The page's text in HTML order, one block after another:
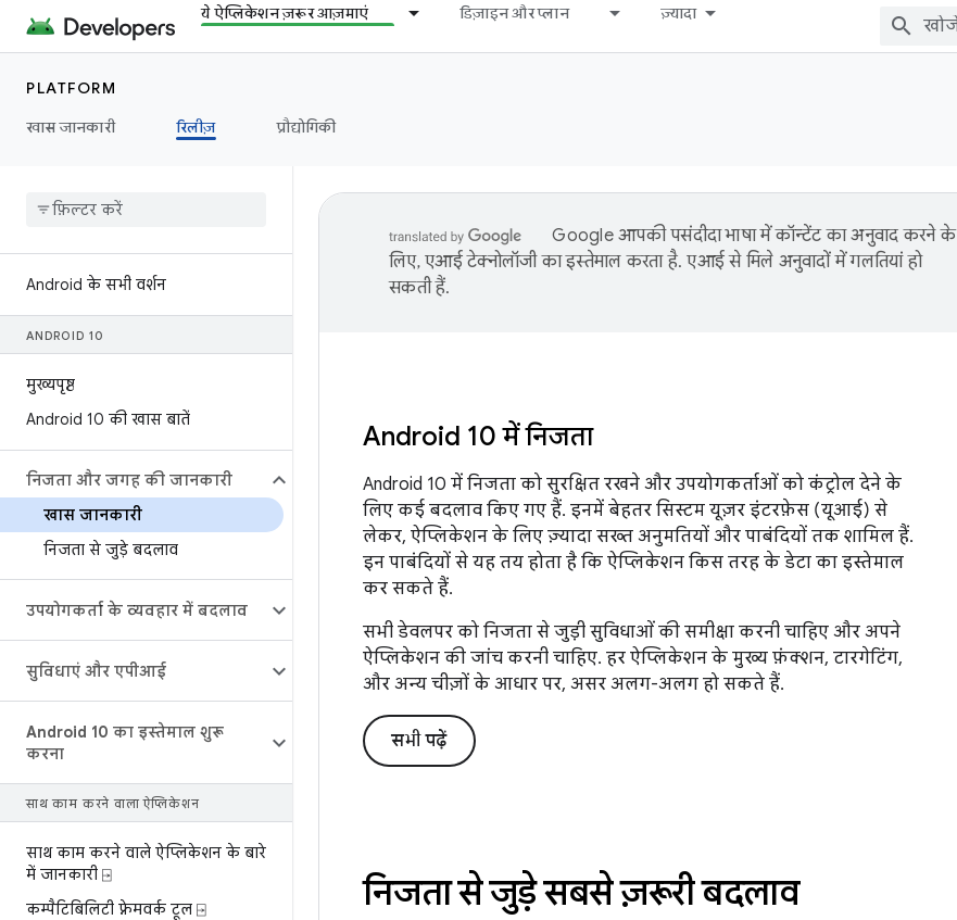
ये ऐप्लिकेशन ज़रूर आज़माएं डिज़ाइन और प्लान ज़्यादा
PLATFORM
खास जानकारी
रिलीज़ प्रौद्योगिकी
Android के सभी वर्शन
ANDROID 10
मुख्यपृष्ठ
Android 10 की खास बातें
निजता और जगह की जानकारी
खास जानकारी
निजता से जुड़े बदलाव
उपयोगकर्ता के व्यवहार में बदलाव
सुविधाएं और एपीआई
Android 10 का इस्तेमाल शुरू
करना
साथ काम करने वाला ऐप्लिकेशन
साथ काम करने वाले ऐप्लिकेशन के बारे
में जानकारी ⍈
कम्पैटिबिलिटी फ़्रेमवर्क टूल ⍈
Google आपकी पसंदीदा भाषा में कॉन्टेंट का अनुवाद करने के
लिए, एआई टेक्नोलॉजी का इस्तेमाल करता है. एआई से मिले अनुवादों में गलतियां हो
सकती हैं.
Android 10 में निजता
Android 10 में निजता को सुरक्षित रखने और उपयोगकर्ताओं को कंट्रोल देने के
लिए कई बदलाव किए गए हैं. इनमें बेहतर सिस्टम यूज़र इंटरफ़ेस (यूआई) से
लेकर, ऐप्लिकेशन के लिए ज़्यादा सख्त अनुमतियों और पाबंदियों तक शामिल हैं.
इन पाबंदियों से यह तय होता है कि ऐप्लिकेशन किस तरह के डेटा का इस्तेमाल
कर सकते हैं.
सभी डेवलपर को निजता से जुड़ी सुविधाओं की समीक्षा करनी चाहिए और अपने
ऐप्लिकेशन की जांच करनी चाहिए. हर ऐप्लिकेशन के मुख्य फ़ंक्शन, टारगेटिंग,
और अन्य चीज़ों के आधार पर, असर अलग-अलग हो सकते हैं.
सभी पढ़ें
निजता से जुड़े सबसे ज़रूरी बदलाव